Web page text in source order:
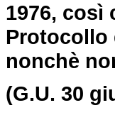
1976, così
Protocollo
nonchè
(G.U. 30